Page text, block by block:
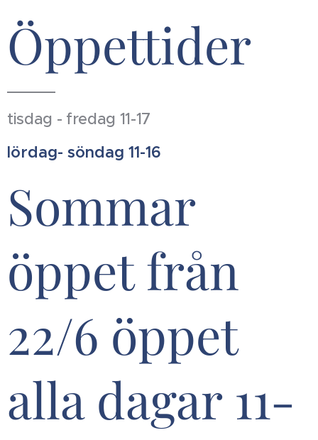
Öppettider
tisdag - fredag 11-17
lördag- söndag 11-16
Sommar
öppet från
22/6 öppet
alla dagar 11-